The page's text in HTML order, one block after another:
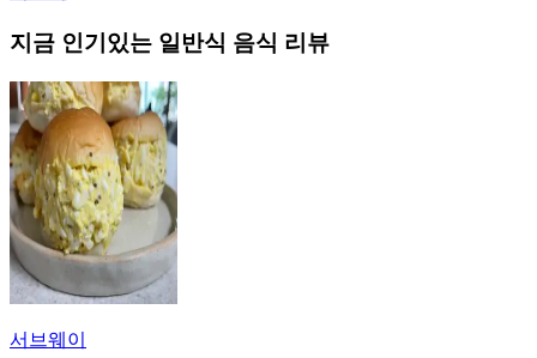
지금 인기있는 일반식 음식 리뷰
서브웨이